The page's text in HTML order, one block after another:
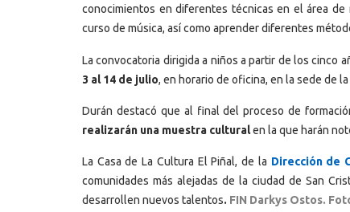
conocimientos en diferentes técnicas en el área
curso de música, así como aprender diferentes
La convocatoria dirigida a niños a partir de los cinco
3 al 14 de julio, en horario de oficina, en la sede de
Durán destacó que al final del proceso de
realizarán una muestra culturalen la que harán
La Casa de La Cultura El Piñal, de la Dirección de
comunidades más alejadas de la ciudad de San
desarrollen nuevos talentos. FIN Darkys Ostos.